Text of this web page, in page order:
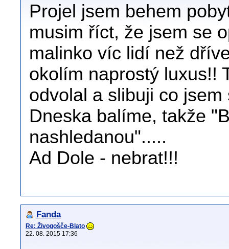
Projel jsem behem
musim říct, že jsem se
malinko víc lidí než
okolím naprostý luxus!!
odvolal a slibuji co
Dneska balíme, takže
nashledanou".....
Ad Dole - nebrat!!!
Fanda
Re: Živogošče-Blato
22. 08. 2015 17:36